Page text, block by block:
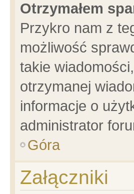
Otrzymałem
Przykro nam z
możliwość
takie
otrzymanej
informacje o
administrator
Góra
Załączniki